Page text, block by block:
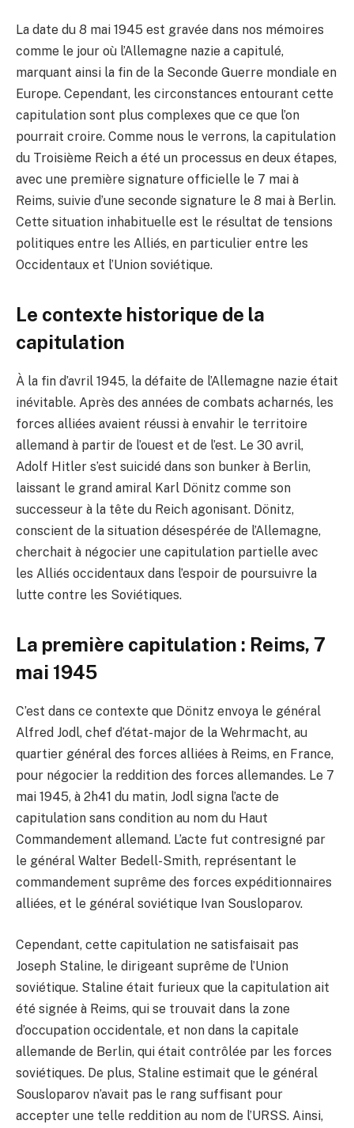
La date du 8 mai 1945 est gravée dans nos mémoires
comme le jour où l’Allemagne nazie a capitulé,
marquant ainsi la fin de la Seconde Guerre mondiale en
Europe. Cependant, les circonstances entourant cette
capitulation sont plus complexes que ce que l’on
pourrait croire. Comme nous le verrons, la capitulation
du Troisième Reich a été un processus en deux étapes,
avec une première signature officielle le 7 mai à
Reims, suivie d’une seconde signature le 8 mai à Berlin.
Cette situation inhabituelle est le résultat de tensions
politiques entre les Alliés, en particulier entre les
Occidentaux et l’Union soviétique.
Le contexte historique de la
capitulation
À la fin d’avril 1945, la défaite de l’Allemagne nazie était
inévitable. Après des années de combats acharnés, les
forces alliées avaient réussi à envahir le territoire
allemand à partir de l’ouest et de l’est. Le 30 avril,
Adolf Hitler s’est suicidé dans son bunker à Berlin,
laissant le grand amiral Karl Dönitz comme son
successeur à la tête du Reich agonisant. Dönitz,
conscient de la situation désespérée de l’Allemagne,
cherchait à négocier une capitulation partielle avec
les Alliés occidentaux dans l’espoir de poursuivre la
lutte contre les Soviétiques.
La première capitulation : Reims, 7
mai 1945
C’est dans ce contexte que Dönitz envoya le général
Alfred Jodl, chef d’état-major de la Wehrmacht, au
quartier général des forces alliées à Reims, en France,
pour négocier la reddition des forces allemandes. Le 7
mai 1945, à 2h41 du matin, Jodl signa l’acte de
capitulation sans condition au nom du Haut
Commandement allemand. L’acte fut contresigné par
le général Walter Bedell-Smith, représentant le
commandement suprême des forces expéditionnaires
alliées, et le général soviétique Ivan Sousloparov.
Cependant, cette capitulation ne satisfaisait pas
Joseph Staline, le dirigeant suprême de l’Union
soviétique. Staline était furieux que la capitulation ait
été signée à Reims, qui se trouvait dans la zone
d’occupation occidentale, et non dans la capitale
allemande de Berlin, qui était contrôlée par les forces
soviétiques. De plus, Staline estimait que le général
Sousloparov n’avait pas le rang suffisant pour
accepter une telle reddition au nom de l’URSS. Ainsi,